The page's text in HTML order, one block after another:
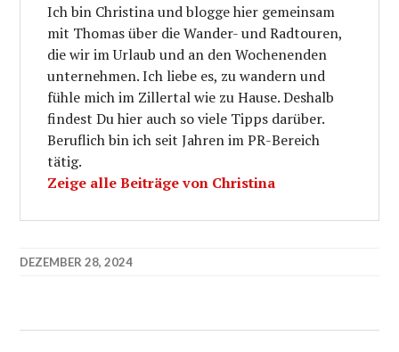
Ich bin Christina und blogge hier gemeinsam
mit Thomas über die Wander- und Radtouren,
die wir im Urlaub und an den Wochenenden
unternehmen. Ich liebe es, zu wandern und
fühle mich im Zillertal wie zu Hause. Deshalb
findest Du hier auch so viele Tipps darüber.
Beruflich bin ich seit Jahren im PR-Bereich
tätig.
Zeige alle Beiträge von Christina
DEZEMBER 28, 2024